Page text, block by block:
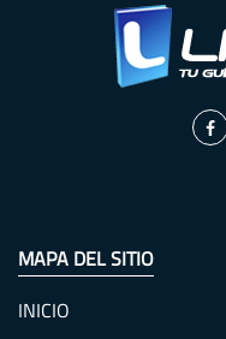
MAPA DEL SITIO
INICIO